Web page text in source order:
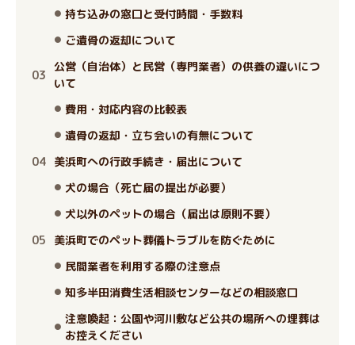
持ち込みの窓口と受付時間・手数料
ご遺骨の返却について
公営（自治体）と民営（専門業者）の供養の違いにつ
いて
費用・対応内容の比較表
遺骨の返却・立ち会いの有無について
美浜町への行政手続き・届出について
犬の場合（死亡届の提出が必要）
犬以外のペットの場合（届出は原則不要）
美浜町でのペット葬儀トラブルを防ぐために
民間業者を利用する際の注意点
知多半田消費生活相談センターなどの相談窓口
注意喚起：公園や河川敷など公共の場所への埋葬は
お控えください